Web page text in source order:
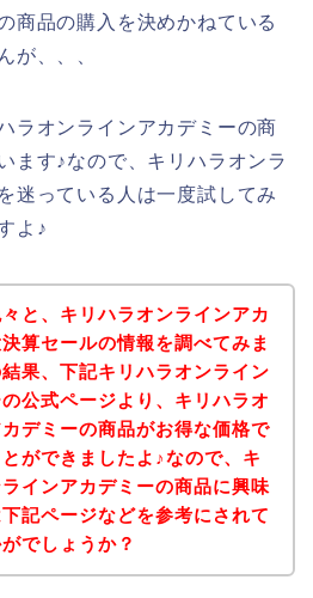
商品の購入を決めかねている
が、、、
ラオンラインアカデミーの商
ます♪なので、キリハラオンラ
迷っている人は一度試してみ
よ♪
と、キリハラオンラインアカ
算セールの情報を調べてみま
果、下記キリハラオンライン
公式ページより、キリハラオ
デミーの商品がお得な価格で
ができましたよ♪なので、キ
インアカデミーの商品に興味
記ページなどを参考にされて
でしょうか？